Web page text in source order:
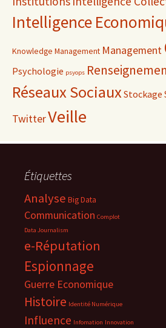
Intelligence
Knowledge Management Management
Psychologie psyops
Réseaux SociauxStockage
TwitterVeille
Étiquettes
Analyse Big Data
Communication Complot
Data Journalism
e-Réputation
Espionnage
Guerre Economique
Histoire Identité Numérique
Influence Infomation Innovation